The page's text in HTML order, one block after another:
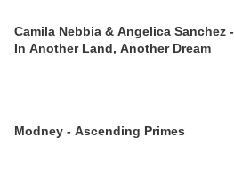
Camila Nebbia & Angelica Sanchez -
In Another Land, Another Dream
Modney - Ascending Primes